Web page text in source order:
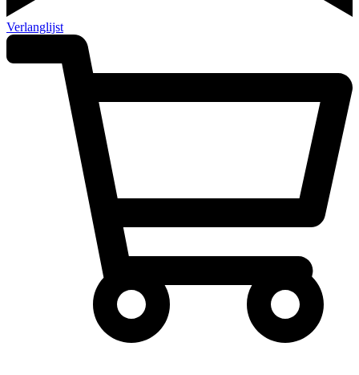
Verlanglijst